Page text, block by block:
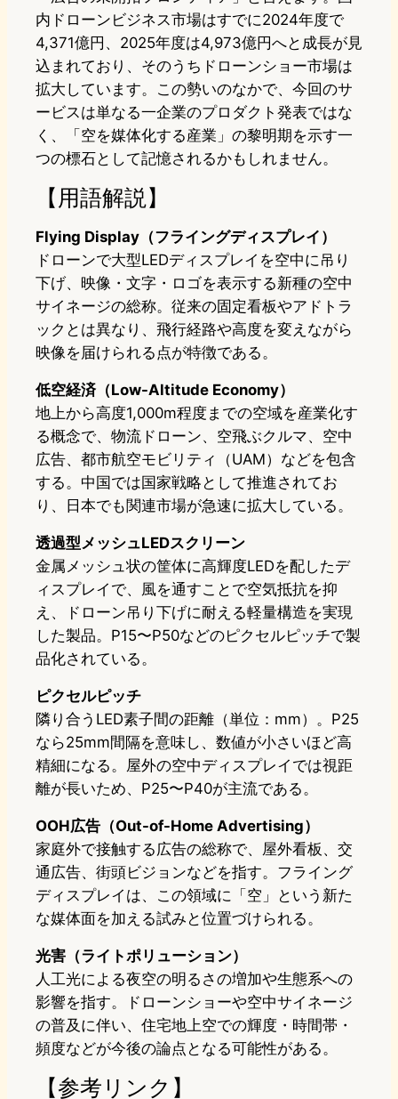
内ドローンビジネス市場はすでに2024年度で
4,371億円、2025年度は4,973億円へと成長が見
込まれており、そのうちドローンショー市場は
拡大しています。この勢いのなかで、今回のサ
ービスは単なる一企業のプロダクト発表ではな
く、「空を媒体化する産業」の黎明期を示す一
つの標石として記憶されるかもしれません。
【用語解説】
Flying Display（フライングディスプレイ）
ドローンで大型LEDディスプレイを空中に吊り
下げ、映像・文字・ロゴを表示する新種の空中
サイネージの総称。従来の固定看板やアドトラ
ックとは異なり、飛行経路や高度を変えながら
映像を届けられる点が特徴である。
低空経済（Low-Altitude Economy）
地上から高度1,000m程度までの空域を産業化す
る概念で、物流ドローン、空飛ぶクルマ、空中
広告、都市航空モビリティ（UAM）などを包含
する。中国では国家戦略として推進されてお
り、日本でも関連市場が急速に拡大している。
透過型メッシュLEDスクリーン
金属メッシュ状の筐体に高輝度LEDを配したデ
ィスプレイで、風を通すことで空気抵抗を抑
え、ドローン吊り下げに耐える軽量構造を実現
した製品。P15〜P50などのピクセルピッチで製
品化されている。
ピクセルピッチ
隣り合うLED素子間の距離（単位：mm）。P25
なら25mm間隔を意味し、数値が小さいほど高
精細になる。屋外の空中ディスプレイでは視距
離が長いため、P25〜P40が主流である。
OOH広告（Out-of-Home Advertising）
家庭外で接触する広告の総称で、屋外看板、交
通広告、街頭ビジョンなどを指す。フライング
ディスプレイは、この領域に「空」という新た
な媒体面を加える試みと位置づけられる。
光害（ライトポリューション）
人工光による夜空の明るさの増加や生態系への
影響を指す。ドローンショーや空中サイネージ
の普及に伴い、住宅地上空での輝度・時間帯・
頻度などが今後の論点となる可能性がある。
【参考リンク】